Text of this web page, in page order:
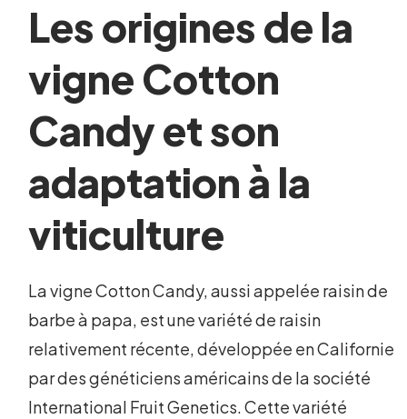
Les origines de la
vigne Cotton
Candy et son
adaptation à la
viticulture
La vigne Cotton Candy, aussi appelée raisin de
barbe à papa, est une variété de raisin
relativement récente, développée en Californie
par des généticiens américains de la société
International Fruit Genetics. Cette variété